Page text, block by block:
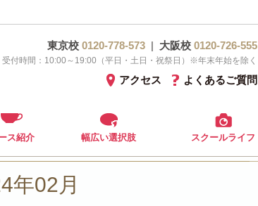
東京校 0120-778-573 | 大阪校 0120-726-555
受付時間：10:00～19:00（平日・土日・祝祭日）※年末年始を除く
よくあるご質問
アクセス
ス紹介 幅広い選択肢 スクールライフ
年02月